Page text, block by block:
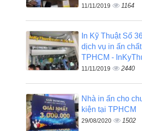
11/11/2019 1164
In Kỹ Thuật Số
dịch vụ in ấn
TPHCM -
11/11/2019 2440
Nhà in ấn cho
kiện tại TPHCM
29/08/2020 1502